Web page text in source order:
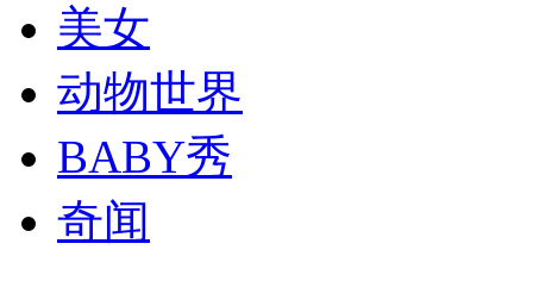
司机酒驾遇交警 急速倒车逃窜
美女
动物世界
BABY秀
奇闻